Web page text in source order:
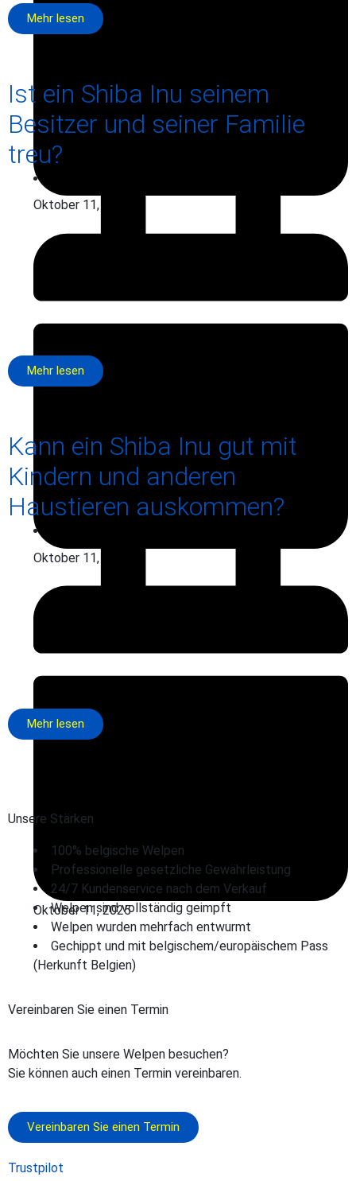
Oktober 11, 2025
Mehr lesen
Ist ein Shiba Inu seinem
Besitzer und seiner Familie
treu?
Oktober 11, 2025
Mehr lesen
Kann ein Shiba Inu gut mit
Kindern und anderen
Haustieren auskommen?
Oktober 11, 2025
Mehr lesen
Unsere Stärken
100% belgische Welpen
Professionelle gesetzliche Gewährleistung
24/7 Kundenservice nach dem Verkauf
Welpen sind vollständig geimpft
Welpen wurden mehrfach entwurmt
Gechippt und mit belgischem/europäischem Pass
(Herkunft Belgien)
Vereinbaren Sie einen Termin
Möchten Sie unsere Welpen besuchen?
Sie können auch einen Termin vereinbaren.
Vereinbaren Sie einen Termin
Trustpilot